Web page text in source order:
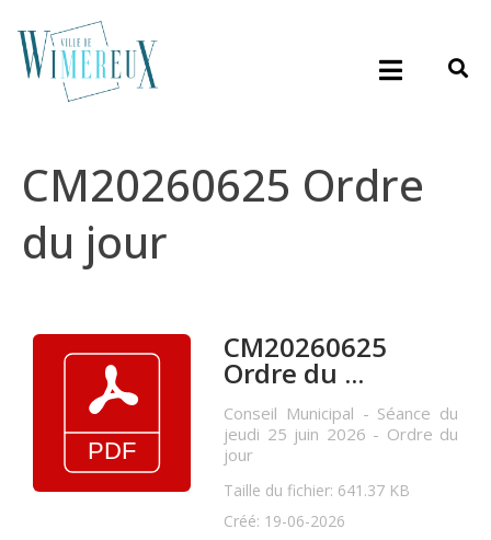
CM20260625 Ordre
du jour
CM20260625
Ordre du ...
Conseil Municipal - Séance du
jeudi 25 juin 2026 - Ordre du
jour
Taille du fichier: 641.37 KB
Créé: 19-06-2026